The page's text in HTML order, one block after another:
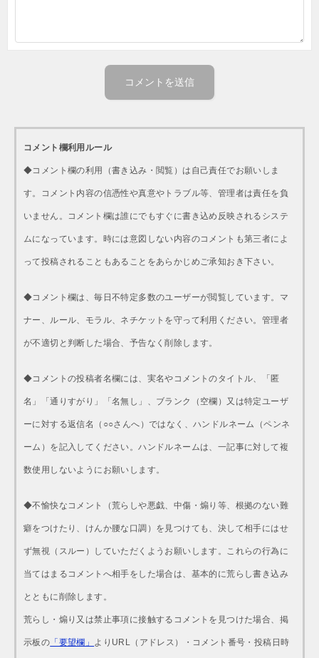
コメント欄利用ルール
◆コメント欄の利用（書き込み・閲覧）は自己責任でお願いしま
す。コメント内容の信憑性や真意やトラブル等、管理者は責任を負
いません。コメント欄は誰にでもすぐに書き込め反映されるシステ
ムになっています。時には意図しない内容のコメントも第三者によ
って投稿されることもあることをあらかじめご承知おき下さい。
◆コメント欄は、毎日不特定多数のユーザーが閲覧しています。マ
ナー、ルール、モラル、ネチケットを守って利用ください。管理者
が不適切と判断した場合、予告なく削除します。
◆コメントの投稿者名欄には、実名やコメントのタイトル、「匿
名」「通りすがり」「名無し」、ブランク（空欄）又は特定ユーザ
ーに対する返信名（○○さんへ）ではなく、ハンドルネーム（ペンネ
ーム）を記入してください。ハンドルネームは、一記事に対して複
数使用しないようにお願いします。
◆不愉快なコメント（荒らしや悪戯、中傷・煽り等、根拠のない難
癖をつけたり、けんか腰な口調）を見つけても、決して相手にはせ
ず無視（スルー）していただくようお願いします。これらの行為に
当てはまるコメントへ相手をした場合は、基本的に荒らし書き込み
とともに削除します。
荒らし・煽り又は禁止事項に接触するコメントを見つけた場合、掲
示板の 「要望欄」 よりURL（アドレス）・コメント番号・投稿日時